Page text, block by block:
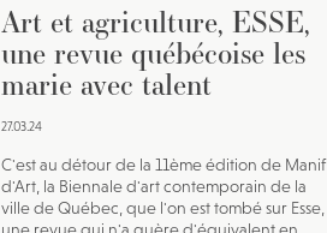
Art et agriculture, ESSE,
une revue québécoise les
marie avec talent
27.03.24
C'est au détour de la 11ème édition de Manif
d'Art, la Biennale d'art contemporain de la
ville de Québec, que l'on est tombé sur Esse,